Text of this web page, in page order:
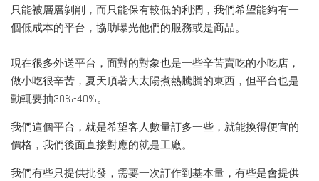
只能被層層剝削，而只能保有較低的利潤，我們希望能夠有一
個低成本的平台，協助曝光他們的服務或是商品。
現在很多外送平台，面對的對象也是一些辛苦賣吃的小吃店，
做小吃很辛苦，夏天頂著大太陽煮熱騰騰的東西，但平台也是
動輒要抽30%-40%。
我們這個平台，就是希望客人數量訂多一些，就能換得便宜的
價格，我們後面直接對應的就是工廠。
我們有些只提供批發，需要一次訂作到基本量，有些是會提供